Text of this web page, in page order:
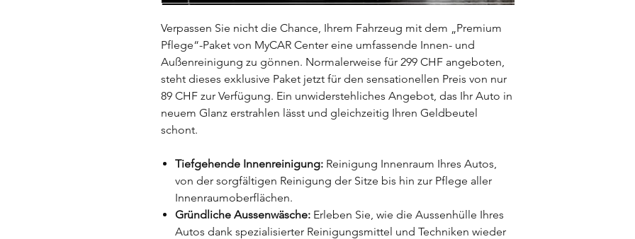
Verpassen Sie nicht die Chance, Ihrem Fahrzeug mit dem „Premium
Pflege“-Paket von MyCAR Center eine umfassende Innen- und
Außenreinigung zu gönnen. Normalerweise für 299 CHF angeboten,
steht dieses exklusive Paket jetzt für den sensationellen Preis von nur
89 CHF zur Verfügung. Ein unwiderstehliches Angebot, das Ihr Auto in
neuem Glanz erstrahlen lässt und gleichzeitig Ihren Geldbeutel
schont.
Tiefgehende Innenreinigung: Reinigung Innenraum Ihres Autos,
von der sorgfältigen Reinigung der Sitze bis hin zur Pflege aller
Innenraumoberflächen.
Gründliche Aussenwäsche: Erleben Sie, wie die Aussenhülle Ihres
Autos dank spezialisierter Reinigungsmittel und Techniken wieder